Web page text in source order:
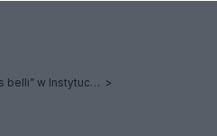
Projekcja zwiastuna filmu „Casus belli” w Instytucie im. Lecha Kaczyńskiego